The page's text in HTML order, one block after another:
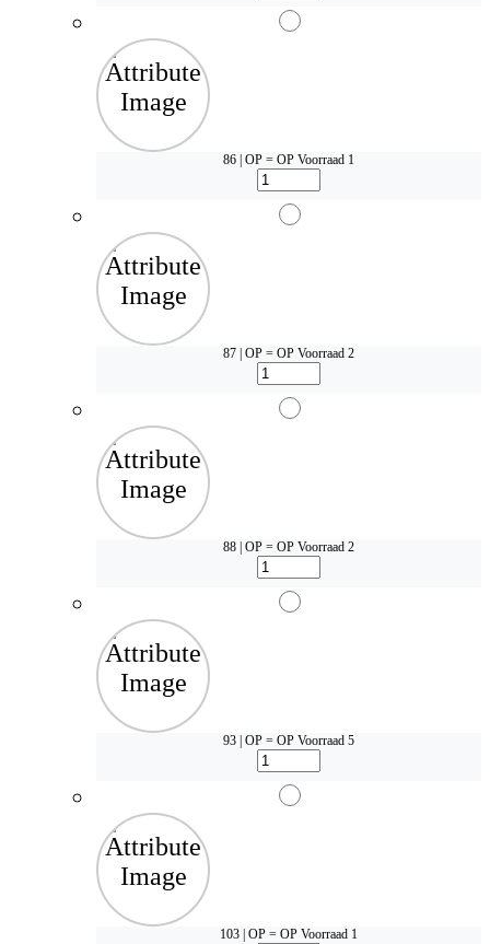
86 | OP = OP Voorraad 1
87 | OP = OP Voorraad 2
88 | OP = OP Voorraad 2
93 | OP = OP Voorraad 5
103 | OP = OP Voorraad 1